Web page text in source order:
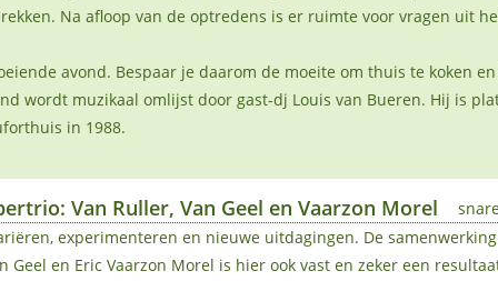
Na afloop van de optredens is er ruimte voor vragen uit
avond. Bespaar je daarom de moeite om thuis te koken
wordt muzikaal omlijst door gast-dj Louis van Bueren. Hij is
in 1988.
Van Ruller, Van Geel en Vaarzon Morel
experimenteren en nieuwe uitdagingen. De
Geel en Eric Vaarzon Morel is hier ook vast en zeker een